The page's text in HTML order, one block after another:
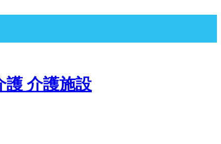
護 介護施設